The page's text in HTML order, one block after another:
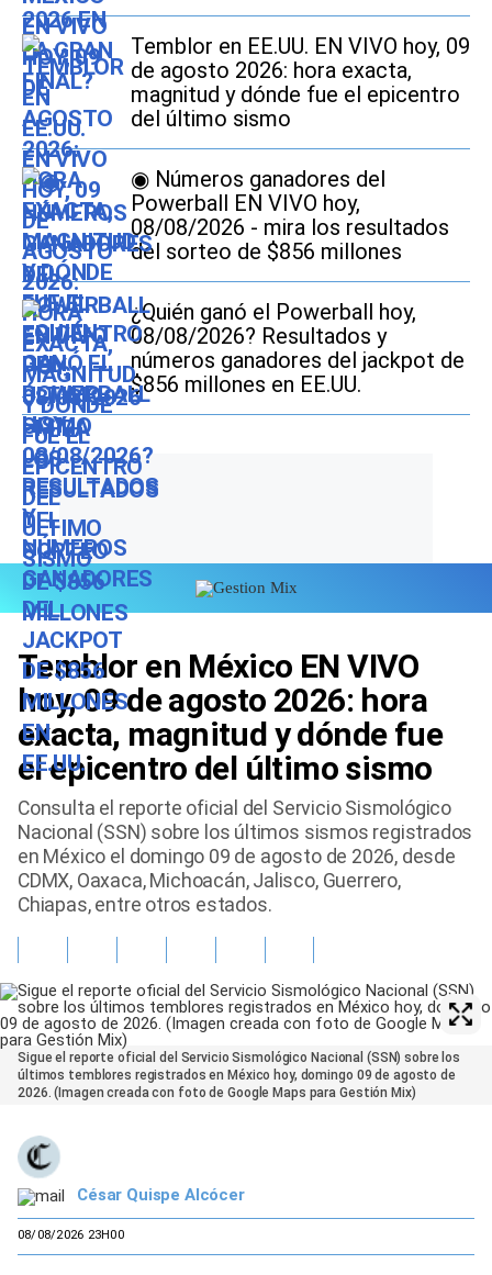
Temblor en EE.UU. EN VIVO hoy, 09
de agosto 2026: hora exacta,
magnitud y dónde fue el epicentro
del último sismo
◉ Números ganadores del
Powerball EN VIVO hoy,
08/08/2026 - mira los resultados
del sorteo de $856 millones
¿Quién ganó el Powerball hoy,
08/08/2026? Resultados y
números ganadores del jackpot de
$856 millones en EE.UU.